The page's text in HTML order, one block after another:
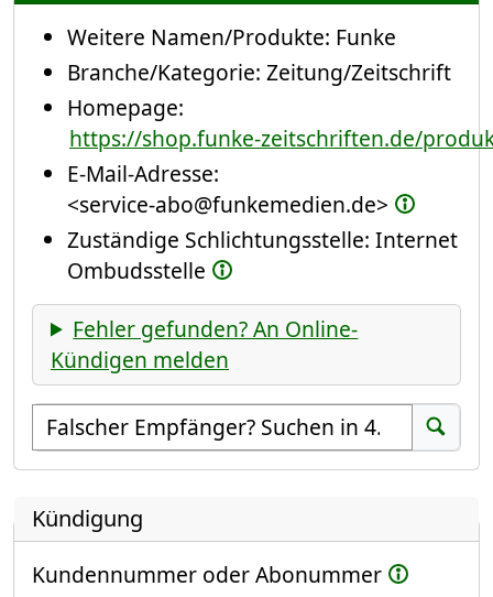
Weitere Namen/Produkte: Funke
Branche/Kategorie: Zeitung/Zeitschrift
Homepage:
https://shop.funke-zeitschriften.de/
E-Mail-Adresse:
<service-abo@funkemedien.de>
Zuständige Schlichtungsstelle: Internet
Ombudsstelle
Fehler gefunden? An Online-
Kündigen melden
Empfänger suchen
Suchen
Kündigung
Kundennummer oder Abonummer